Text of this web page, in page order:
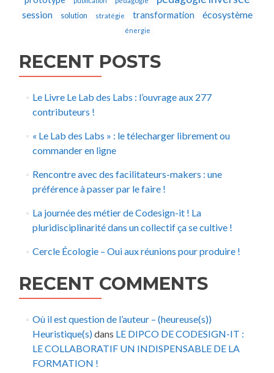
session solution stratégie transformation écosystème
énergie
RECENT POSTS
Le Livre Le Lab des Labs : l’ouvrage aux 277
contributeurs !
« Le Lab des Labs » : le télecharger librement ou
commander en ligne
Rencontre avec des facilitateurs-makers : une
préférence à passer par le faire !
La journée des métier de Codesign-it ! La
pluridisciplinarité dans un collectif ça se cultive !
Cercle Écologie – Oui aux réunions pour produire !
RECENT COMMENTS
Où il est question de l’auteur – (heureuse(s))
Heuristique(s)dans LE DIPCO DE CODESIGN-IT :
LE COLLABORATIF UN INDISPENSABLE DE LA
FORMATION !